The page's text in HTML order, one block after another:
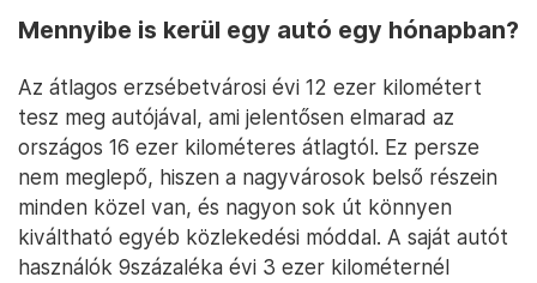
Mennyibe is kerül egy autó egy hónapban?
Az átlagos erzsébetvárosi évi 12 ezer kilométert
tesz meg autójával, ami jelentősen elmarad az
országos 16 ezer kilométeres átlagtól. Ez persze
nem meglepő, hiszen a nagyvárosok belső részein
minden közel van, és nagyon sok út könnyen
kiváltható egyéb közlekedési móddal. A saját autót
használók 9százaléka évi 3 ezer kilométernél